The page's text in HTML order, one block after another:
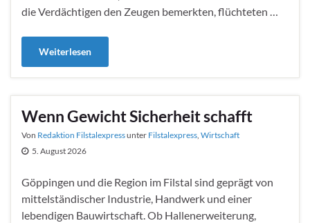
die Verdächtigen den Zeugen bemerkten, flüchteten …
Weiterlesen
Wenn Gewicht Sicherheit schafft
Von Redaktion Filstalexpressunter Filstalexpress, Wirtschaft
5. August 2026
Göppingen und die Region im Filstal sind geprägt von
mittelständischer Industrie, Handwerk und einer
lebendigen Bauwirtschaft. Ob Hallenerweiterung,